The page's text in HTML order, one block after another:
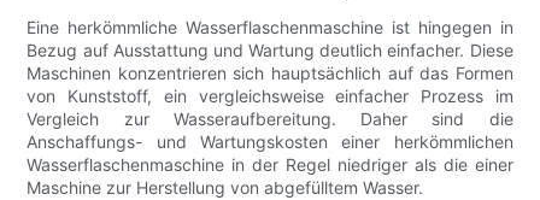
Eine herkömmliche Wasserflaschenmaschine ist hingegen in
Bezug auf Ausstattung und Wartung deutlich einfacher. Diese
Maschinen konzentrieren sich hauptsächlich auf das Formen
von Kunststoff, ein vergleichsweise einfacher Prozess im
Vergleich zur Wasseraufbereitung. Daher sind die
Anschaffungs- und Wartungskosten einer herkömmlichen
Wasserflaschenmaschine in der Regel niedriger als die einer
Maschine zur Herstellung von abgefülltem Wasser.